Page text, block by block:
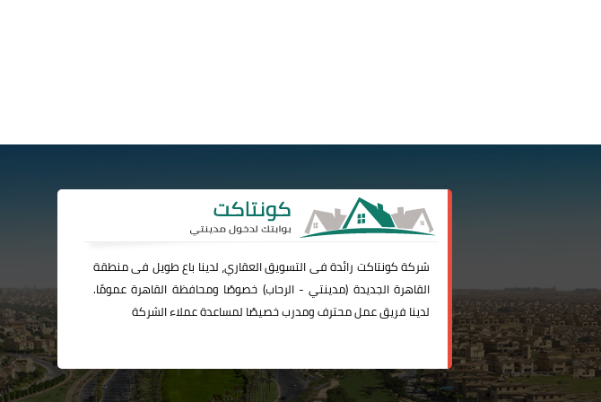
شركةكونتاكت رائدة فى التسويق العقاري، لدينا باع طويل فى منطقة
القاهرة الجديدة (مدينتي-الرحاب) خصوصًا ومحافظة القاهرة عمومًا.
لدينا فريق عمل محترف ومدرب خصيصًا لمساعدة عملاء الشركة